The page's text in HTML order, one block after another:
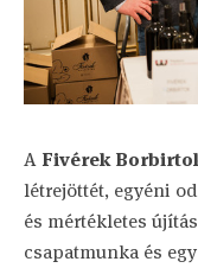
A Fivérek
létrejöttét, egyéni
és mértékletes
csapatmunka és